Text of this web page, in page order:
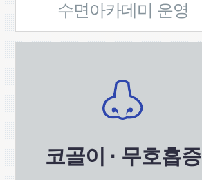
수면아카데미 운영
코골이 · 무호흡증